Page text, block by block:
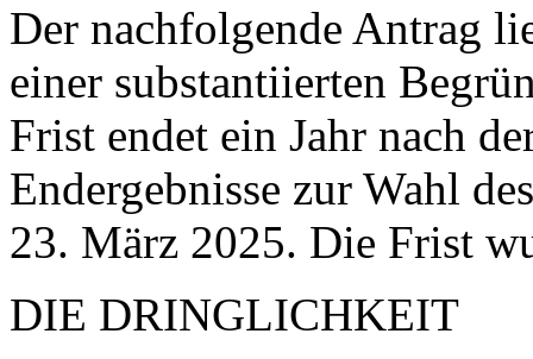
Der nachfolgende Antrag
einer substantiierten
Frist endet ein Jahr nach
Endergebnisse zur Wahl
23. März 2025. Die Frist
DIE DRINGLICHKEIT